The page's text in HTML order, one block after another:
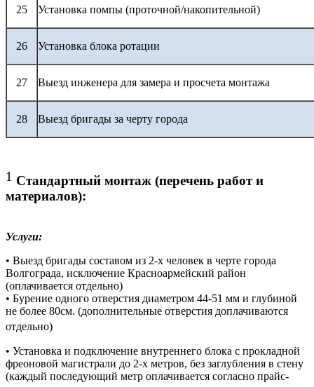
25 Установка помпы (проточной/накопительной)
26 Установка блока ротации
27 Выезд инженера для замера и просчета монтажа
28 Выезд бригады за черту города
1 Стандартный монтаж (перечень работ и
материалов):
Услуги:
• Выезд бригады составом из 2-х человек в черте города
Волгограда, исключение Красноармейский район
(оплачивается отдельно)
• Бурение одного отверстия диаметром 44-51 мм и глубиной
не более 80см. (дополнительные отверстия доплачиваются
отдельно)
• Установка и подключение внутреннего блока с прокладной
фреоновой магистрали до 2-х метров, без заглубления в стену
(каждый последующий метр оплачивается согласно прайс-